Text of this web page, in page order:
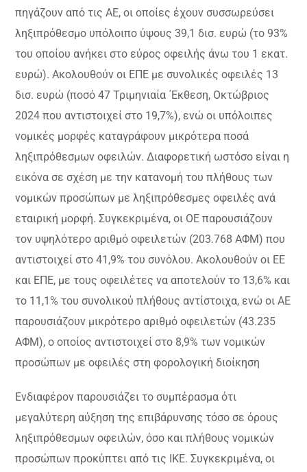
πηγάζουν από τις ΑΕ, οι οποίες έχουν συσσωρεύσει
ληξιπρόθεσμο υπόλοιπο ύψους 39,1 δισ. ευρώ (το 93%
του οποίου ανήκει στο εύρος οφειλής άνω του 1 εκατ.
ευρώ). Ακολουθούν οι ΕΠΕ με συνολικές οφειλές 13
δισ. ευρώ (ποσό 47 Τριμηνιαία ΄Εκθεση, Οκτώβριος
2024 που αντιστοιχεί στο 19,7%), ενώ οι υπόλοιπες
νομικές μορφές καταγράφουν μικρότερα ποσά
ληξιπρόθεσμων οφειλών. Διαφορετική ωστόσο είναι η
εικόνα σε σχέση με την κατανομή του πλήθους των
νομικών προσώπων με ληξιπρόθεσμες οφειλές ανά
εταιρική μορφή. Συγκεκριμένα, οι ΟΕ παρουσιάζουν
τον υψηλότερο αριθμό οφειλετών (203.768 ΑΦΜ) που
αντιστοιχεί στο 41,9% του συνόλου. Ακολουθούν οι ΕΕ
και ΕΠΕ, με τους οφειλέτες να αποτελούν το 13,6% και
το 11,1% του συνολικού πλήθους αντίστοιχα, ενώ οι ΑΕ
παρουσιάζουν μικρότερο αριθμό οφειλετών (43.235
ΑΦΜ), ο οποίος αντιστοιχεί στο 8,9% των νομικών
προσώπων με οφειλές στη φορολογική διοίκηση
Ενδιαφέρον παρουσιάζει το συμπέρασμα ότι
μεγαλύτερη αύξηση της επιβάρυνσης τόσο σε όρους
ληξιπρόθεσμων οφειλών, όσο και πλήθους νομικών
προσώπων προκύπτει από τις ΙΚΕ. Συγκεκριμένα, οι